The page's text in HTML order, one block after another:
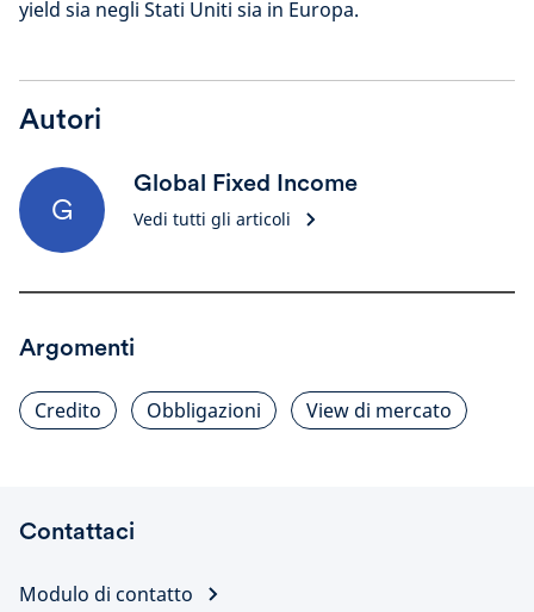
yield sia negli Stati Uniti sia in Europa.
Autori
G
Global Fixed Income
Vedi tutti gli articoli
Argomenti
Credito Obbligazioni View di mercato
Contattaci
Modulo di contatto